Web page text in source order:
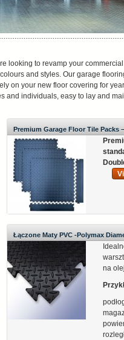
looking to revamp your
and styles. Our garage
on your new floor covering for
and individuals, easy to lay and
Premium Garage Floor Tile Packs
Łączone Maty PVC -Polymax
na